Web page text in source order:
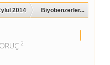
2014 Biyobenzerler...
2